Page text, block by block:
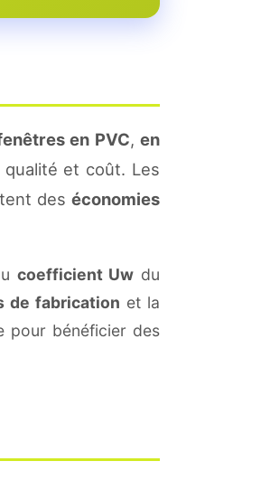
en PVC,en
et coût. Les
deséconomies
coefficient Uw du
de fabrication et la
pour bénéficier des